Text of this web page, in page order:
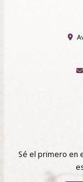
Sé el primero en